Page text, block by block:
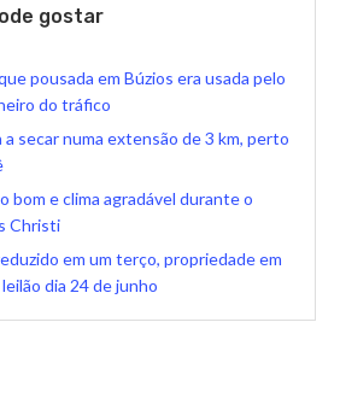
gostar
pousada em Búzios era usada pelo
do tráfico
a secar numa extensão de 3 km, perto
bom e clima agradável durante o
Christi
em um terço, propriedade em
dia 24 de junho